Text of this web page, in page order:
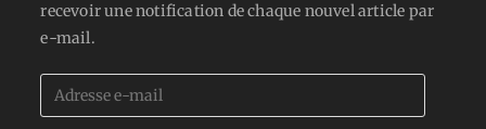
recevoir une notification de chaque nouvel article par
e-mail.
Adresse
e-